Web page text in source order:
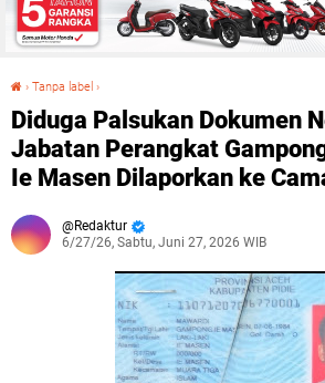
› Tanpa label ›
Diduga Palsukan Dokumen
Jabatan Perangkat
Ie Masen Dilaporkan ke
Redaktur
6/27/26, Sabtu, Juni 27, 2026 WIB